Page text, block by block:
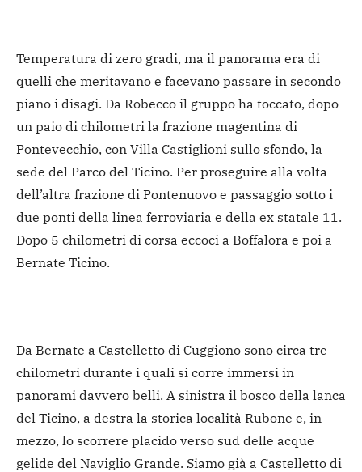
Temperatura di zero gradi, ma il panorama era di
quelli che meritavano e facevano passare in secondo
piano i disagi. Da Robecco il gruppo ha toccato, dopo
un paio di chilometri la frazione magentina di
Pontevecchio, con Villa Castiglioni sullo sfondo, la
sede del Parco del Ticino. Per proseguire alla volta
dell’altra frazione di Pontenuovo e passaggio sotto i
due ponti della linea ferroviaria e della ex statale 11.
Dopo 5 chilometri di corsa eccoci a Boffalora e poi a
Bernate Ticino.
Da Bernate a Castelletto di Cuggiono sono circa tre
chilometri durante i quali si corre immersi in
panorami davvero belli. A sinistra il bosco della lanca
del Ticino, a destra la storica località Rubone e, in
mezzo, lo scorrere placido verso sud delle acque
gelide del Naviglio Grande. Siamo già a Castelletto di